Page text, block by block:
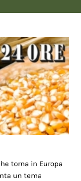
torna in Europa
un tema